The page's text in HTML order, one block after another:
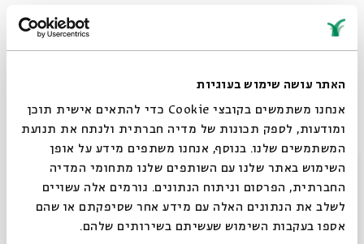
האתר עושה שימוש בעוגיות
אנחנו משתמשים בקובצי Cookie כדי להתאים אישית תוכן
ומודעות, לספק תכונות של מדיה חברתית ולנתח את תנועת
המשתמשים שלנו. בנוסף, אנחנו משתפים מידע על אופן
השימוש באתר שלנו עם השותפים שלנו מתחומי המדיה
החברתית, הפרסום וניתוח הנתונים. גורמים אלה עשויים
לשלב את הנתונים האלה עם מידע אחר שסיפקתם או שהם
אספו בעקבות השימוש שעשיתם בשירותים שלהם.
בכל מופע יבוצע השיר "שחרחורת" בפרשנות אישית
מופעי עמידה, מספר המקומות מוגבל
הרשמה לאירועים דומים
סגור